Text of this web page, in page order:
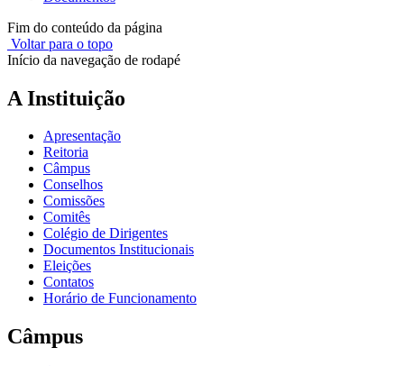
Fim do conteúdo da página
Voltar para o topo
Início da navegação de rodapé
A Instituição
Apresentação
Reitoria
Câmpus
Conselhos
Comissões
Comitês
Colégio de Dirigentes
Documentos Institucionais
Eleições
Contatos
Horário de Funcionamento
Câmpus